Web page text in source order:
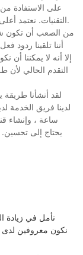
على الاستفادة
التقنيات. نعتمد أعلى معايير الجودة العالمية في إنتاجها في جميع مصانعنا.
من الصعب أن تكون
أننا تلقينا ردود
التقدم الحالي
لقد أنشأنا طريقة
ساعة ، وإنشاء
يحتاج إلى تحسين.
نأمل في زيادة
نكون معروفين لدى